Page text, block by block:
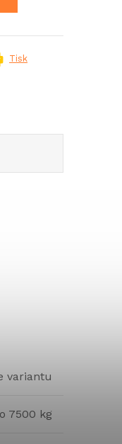
Tisk
variantu
7500 kg